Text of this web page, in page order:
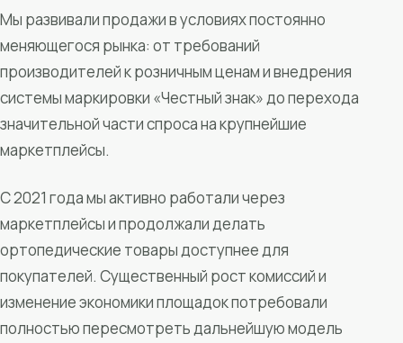
Мы развивали продажи в условиях постоянно
меняющегося рынка: от требований
производителей к розничным ценам и внедрения
системы маркировки «Честный знак» до перехода
значительной части спроса на крупнейшие
маркетплейсы.
С 2021 года мы активно работали через
маркетплейсы и продолжали делать
ортопедические товары доступнее для
покупателей. Существенный рост комиссий и
изменение экономики площадок потребовали
полностью пересмотреть дальнейшую модель